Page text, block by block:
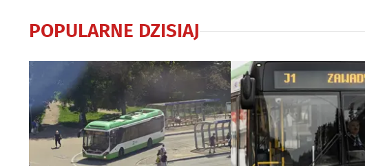
POPULARNE DZISIAJ